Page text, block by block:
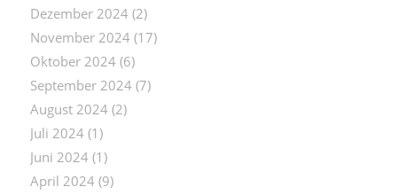
Dezember 2024(2)
November 2024(17)
Oktober 2024(6)
September 2024(7)
August 2024(2)
Juli 2024(1)
Juni 2024(1)
April 2024(9)